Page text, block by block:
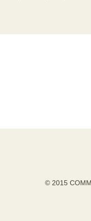
© 2015